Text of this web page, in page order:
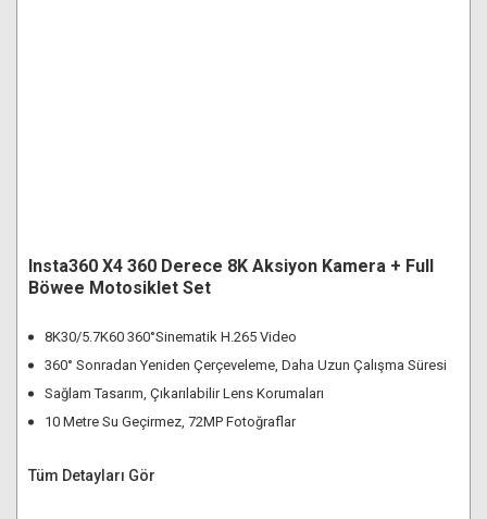
Insta360 X4 360 Derece 8K Aksiyon Kamera + Full
Böwee Motosiklet Set
8K30/5.7K60 360°Sinematik H.265 Video
360° Sonradan Yeniden Çerçeveleme, Daha Uzun Çalışma Süresi
Sağlam Tasarım, Çıkarılabilir Lens Korumaları
10 Metre Su Geçirmez, 72MP Fotoğraflar
Tüm Detayları Gör